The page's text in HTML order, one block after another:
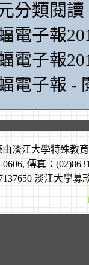
分類閱讀
電子報
電子報
電子報 -
由淡江大學特殊教
傳真：
淡江大學